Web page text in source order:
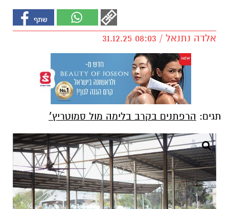
אלדה נתנאל / 08:03 31.12.25
תגים: הרפתנים בקרב בלימה מול סמוטריץ׳